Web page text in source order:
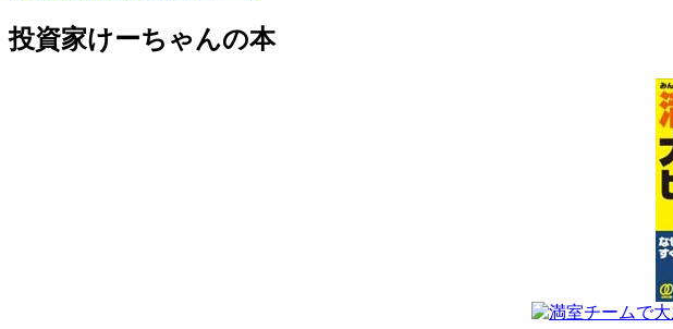
投資家けーちゃんの本